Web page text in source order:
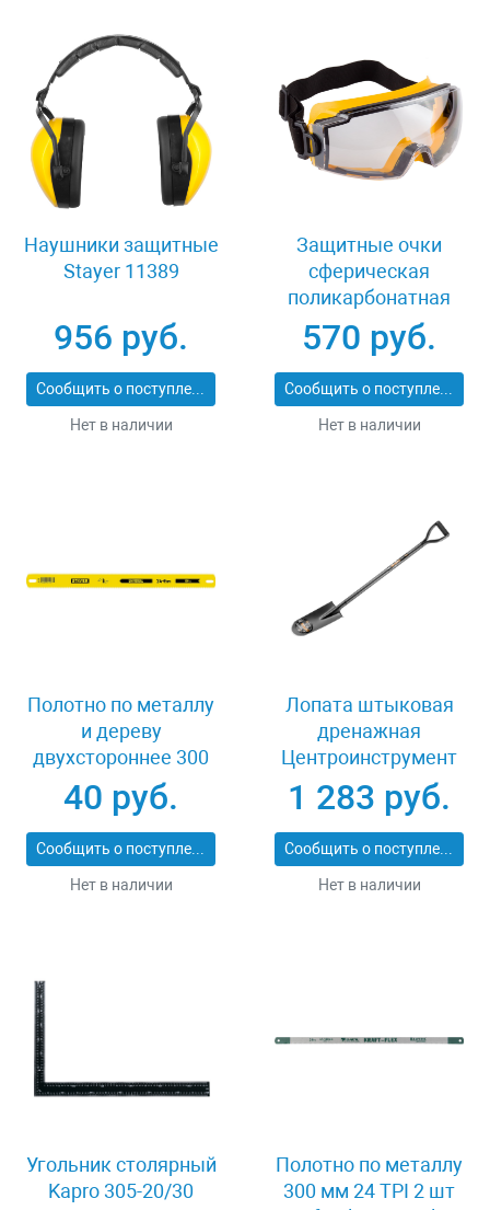
Наушники защитные
Stayer 11389
956 руб.
Сообщить о поступлении
Нет в наличии
Защитные очки
сферическая
поликарбонатная
линза Stayer 110293
570 руб.
Сообщить о поступлении
Нет в наличии
Полотно по металлу
и дереву
двухстороннее 300
мм 24/8 TPI Stayer
1591_z01
40 руб.
Сообщить о поступлении
Нет в наличии
Лопата штыковая
дренажная
Центроинструмент
Кузбасс 1546
1 283 руб.
Сообщить о поступлении
Нет в наличии
Угольник столярный
Kapro 305-20/30
Полотно по металлу
300 мм 24 TPI 2 шт